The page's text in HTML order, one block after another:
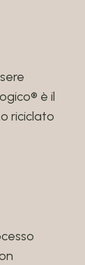
è il
riciclato